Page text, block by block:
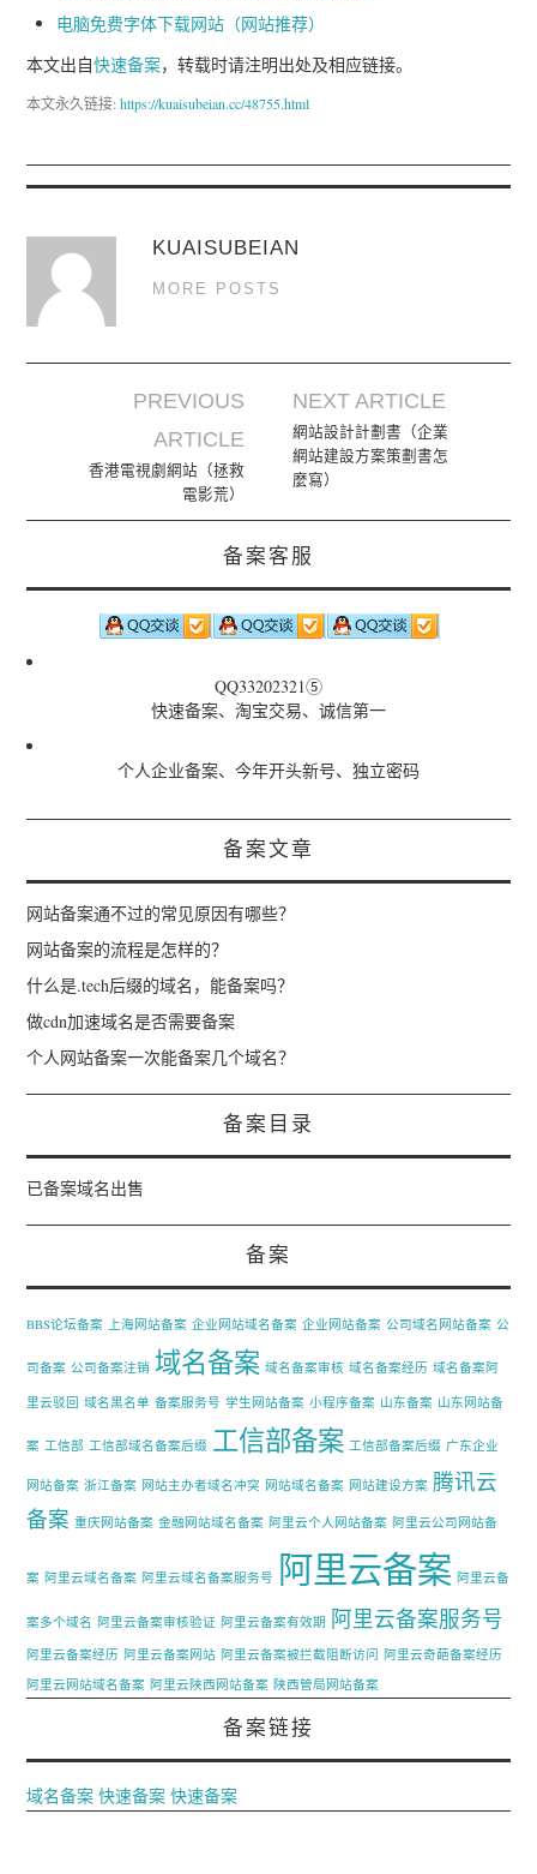
电脑免费字体下载网站（网站推荐）
本文出自快速备案，转载时请注明出处及相应链接。
本文永久链接:https://kuaisubeian.cc/48755.html
KUAISUBEIAN
MORE POSTS
Post navigation
PREVIOUS
ARTICLE
香港電視劇網站（拯救
電影荒）
NEXT ARTICLE
網站設計計劃書（企業
網站建設方案策劃書怎
麼寫）
备案客服
QQ33202321⑤
快速备案、淘宝交易、诚信第一
个人企业备案、今年开头新号、独立密码
备案文章
网站备案通不过的常见原因有哪些？
网站备案的流程是怎样的？
什么是.tech后缀的域名，能备案吗？
做cdn加速域名是否需要备案
个人网站备案一次能备案几个域名？
备案目录
已备案域名出售
备案
BBS论坛备案 上海网站备案 企业网站域名备案 企业网站备案 公司域名网站备案 公
司备案 公司备案注销 域名备案 域名备案审核 域名备案经历 域名备案阿
里云驳回 域名黑名单 备案服务号 学生网站备案 小程序备案 山东备案 山东网站备
案 工信部 工信部域名备案后缀 工信部备案 工信部备案后缀 广东企业
网站备案 浙江备案 网站主办者域名冲突 网站域名备案 网站建设方案 腾讯云
备案 重庆网站备案 金融网站域名备案 阿里云个人网站备案 阿里云公司网站备
案 阿里云域名备案 阿里云域名备案服务号 阿里云备案 阿里云备
案多个域名 阿里云备案审核验证 阿里云备案有效期 阿里云备案服务号
阿里云备案经历 阿里云备案网站 阿里云备案被拦截阻断访问 阿里云奇葩备案经历
阿里云网站域名备案 阿里云陕西网站备案 陕西管局网站备案
备案链接
域名备案 快速备案 快速备案